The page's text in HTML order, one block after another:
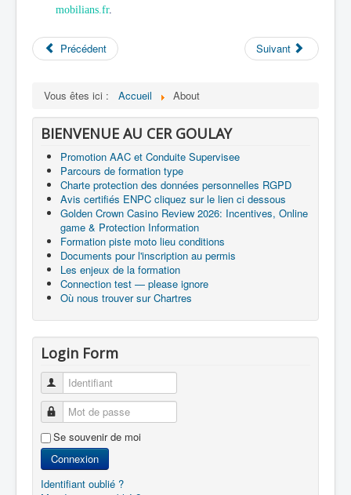
mobilians.fr.
Précédent Suivant
Vous êtes ici : Accueil About
BIENVENUE AU CER GOULAY
Promotion AAC et Conduite Supervisee
Parcours de formation type
Charte protection des données personnelles RGPD
Avis certifiés ENPC cliquez sur le lien ci dessous
Golden Crown Casino Review 2026: Incentives, Online
game & Protection Information
Formation piste moto lieu conditions
Documents pour l'inscription au permis
Les enjeux de la formation
Connection test — please ignore
Où nous trouver sur Chartres
Login Form
Identifiant
Mot de passe
Se souvenir de moi
Connexion
Identifiant oublié ?